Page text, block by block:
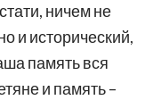
ничем не
и исторический,
память вся
и память –